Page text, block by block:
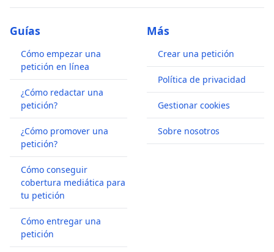
Guías
Cómo empezar una
petición en línea
¿Cómo redactar una
petición?
¿Cómo promover una
petición?
Cómo conseguir
cobertura mediática para
tu petición
Cómo entregar una
petición
Más
Crear una petición
Política de privacidad
Gestionar cookies
Sobre nosotros